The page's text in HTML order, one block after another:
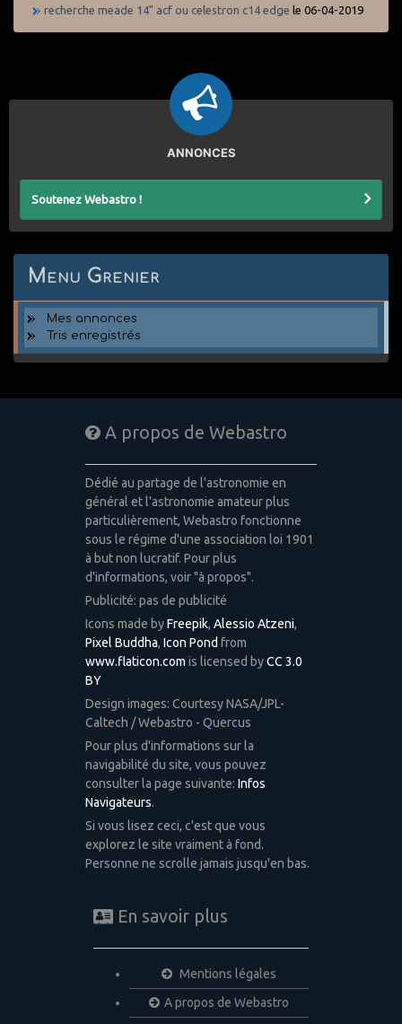
recherche meade 14" acf ou celestron c14 edge le 06-04-2019
ANNONCES
Soutenez Webastro !
Menu Grenier
Mes annonces
Tris enregistrés
A propos de Webastro
Dédié au partage de l'astronomie en
général et l'astronomie amateur plus
particulièrement, Webastro fonctionne
sous le régime d'une association loi 1901
à but non lucratif. Pour plus
d'informations, voir "à propos".
Publicité: pas de publicité
Icons made byFreepik, Alessio Atzeni,
Pixel Buddha, Icon Pond from
www.flaticon.com is licensed byCC 3.0
BY
Design images: Courtesy NASA/JPL-
Caltech / Webastro - Quercus
Pour plus d'informations sur la
navigabilité du site, vous pouvez
consulter la page suivante: Infos
Navigateurs.
Si vous lisez ceci, c'est que vous
explorez le site vraiment à fond.
Personne ne scrolle jamais jusqu'en bas.
En savoir plus
Mentions légales
A propos de Webastro